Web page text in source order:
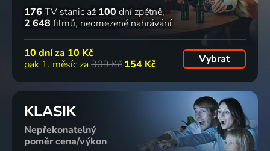
176 TV stanic až 100 dní zpětně
2 648 filmů neomezené nahrávání
10 dní za 10 Kč
pak 1. měsíc za 309 Kč 154 Kč Vybrat
KLASIK
Nepřekonatelný
poměr cena/výkon